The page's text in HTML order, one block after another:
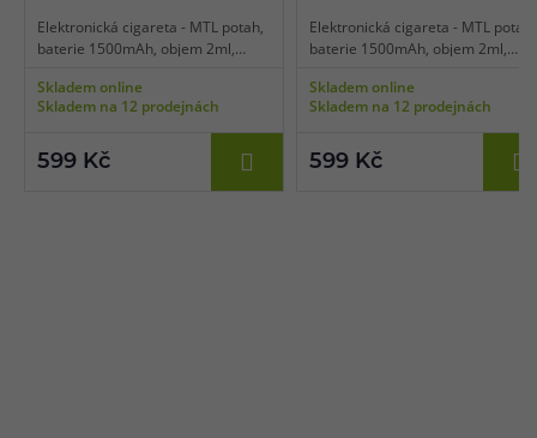
Elektronická cigareta - MTL potah,
baterie 1500mAh, objem 2ml,
dobíjení USB-C, regulace air-flow,
inteligentní detekce odporu, dva
režimy výstupu, technologie
UniTech 3.0, Dual Mesh cartridge,
Skladem online
Skladem na 12 prodejnách
599 Kč
Elektronická cigareta - MTL potah,
baterie 1500mAh, objem 2ml,
dobíjení USB-C, regulace air-flow,
inteligentní detekce odporu, dva
režimy výstupu, technologie
UniTech 3.0, Dual Mesh cartridge,
Skladem online
Skladem na 12 prodejnách
599 Kč